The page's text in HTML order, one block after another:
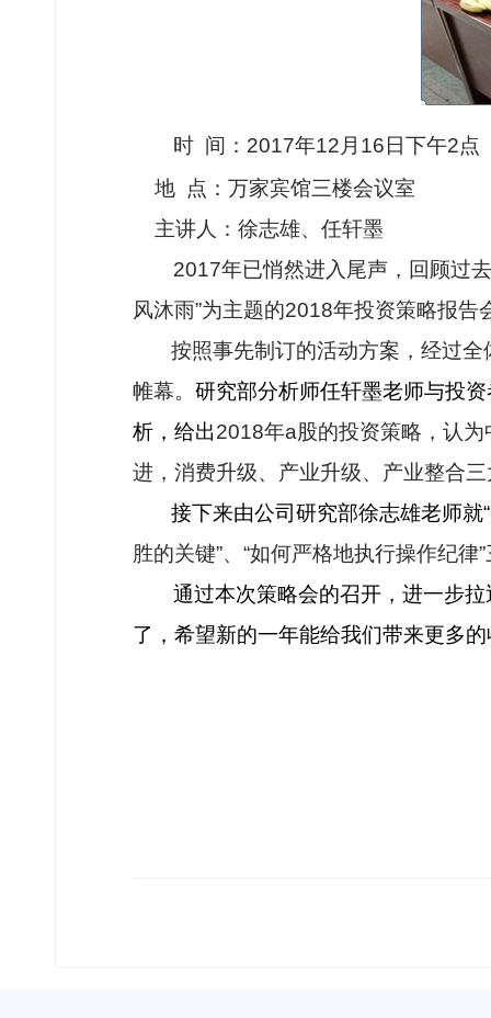
时 间： 2017年12 月 16 日下午2点
地 点：万家宾馆三楼会议室
主讲人：徐志雄、任轩墨
2017年已悄然进入尾声，回顾过
风沐雨”为主题的2018年投资策略报告
按照事先制订的活动方案，经过
帷幕。 研究部分析师任轩墨老师与投
析，给出2018年a股的投资策略，认
进，消费升级、产业升级、产业整合
接下来由公司研究部徐志雄老师就
胜的关键”、“如何严格地执行操作纪
通过本次策略会的召开，进一步
了，希望新的一年能给我们带来更多